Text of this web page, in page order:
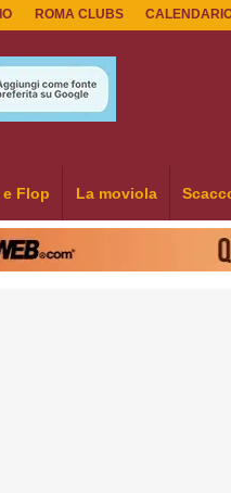
ROMA CLUBS
e Flop La moviola